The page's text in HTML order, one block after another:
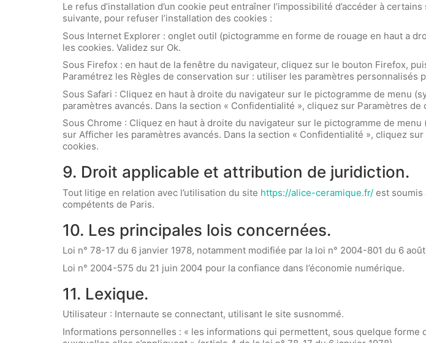
Le refus d’installation d’un cookie peut entraîner l’impossibilité d’accéder à
suivante, pour refuser l’installation des cookies :
Sous Internet Explorer : onglet outil (pictogramme en forme de rouage en haut a
les cookies. Validez sur Ok.
Sous Firefox : en haut de la fenêtre du navigateur, cliquez sur le bouton Firefox,
Paramétrez les Règles de conservation sur : utiliser les paramètres personnalisés
Sous Safari : Cliquez en haut à droite du navigateur sur le pictogramme de menu
paramètres avancés. Dans la section « Confidentialité », cliquez sur Paramètres
Sous Chrome : Cliquez en haut à droite du navigateur sur le pictogramme de
sur Afficher les paramètres avancés. Dans la section « Confidentialité », cliquez
cookies.
9. Droit applicable et attribution de juridiction.
Tout litige en relation avec l’utilisation du site https://alice-ceramique.fr/ est soumis
compétents de Paris.
10. Les principales lois concernées.
Loi n° 78-17 du 6 janvier 1978, notamment modifiée par la loi n° 2004-801 du 6
Loi n° 2004-575 du 21 juin 2004 pour la confiance dans l’économie numérique.
11. Lexique.
Utilisateur : Internaute se connectant, utilisant le site susnommé.
Informations personnelles : « les informations qui permettent, sous quelque